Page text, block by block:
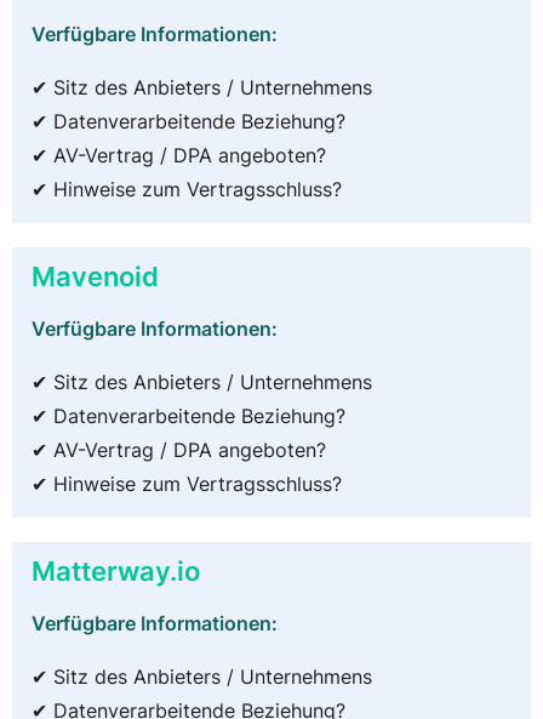
Verfügbare Informationen:
✔ Sitz des Anbieters / Unternehmens
✔ Datenverarbeitende Beziehung?
✔ AV-Vertrag / DPA angeboten?
✔ Hinweise zum Vertragsschluss?
Mavenoid
Verfügbare Informationen:
✔ Sitz des Anbieters / Unternehmens
✔ Datenverarbeitende Beziehung?
✔ AV-Vertrag / DPA angeboten?
✔ Hinweise zum Vertragsschluss?
Matterway.io
Verfügbare Informationen:
✔ Sitz des Anbieters / Unternehmens
✔ Datenverarbeitende Beziehung?